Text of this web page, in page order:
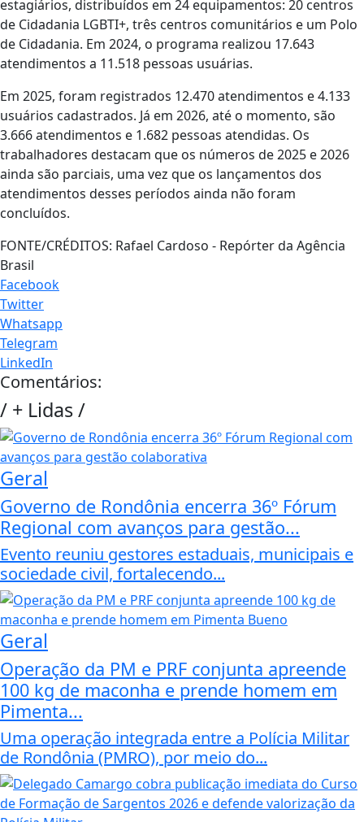
estagiários, distribuídos em 24 equipamentos: 20 centros
de Cidadania LGBTI+, três centros comunitários e um Polo
de Cidadania. Em 2024, o programa realizou 17.643
atendimentos a 11.518 pessoas usuárias.
Em 2025, foram registrados 12.470 atendimentos e 4.133
usuários cadastrados. Já em 2026, até o momento, são
3.666 atendimentos e 1.682 pessoas atendidas. Os
trabalhadores destacam que os números de 2025 e 2026
ainda são parciais, uma vez que os lançamentos dos
atendimentos desses períodos ainda não foram
concluídos.
FONTE/CRÉDITOS: Rafael Cardoso - Repórter da Agência
Brasil
Facebook
Twitter
Whatsapp
Telegram
LinkedIn
Comentários:
/ + Lidas/
Geral
Governo de Rondônia encerra 36º Fórum
Regional com avanços para gestão...
Evento reuniu gestores estaduais, municipais e
sociedade civil, fortalecendo...
Geral
Operação da PM e PRF conjunta apreende
100 kg de maconha e prende homem em
Pimenta...
Uma operação integrada entre a Polícia Militar
de Rondônia (PMRO), por meio do...